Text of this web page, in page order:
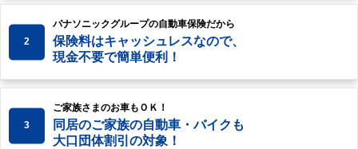
2
パナソニックグループの自動車保険だから
保険料はキャッシュレスなので、
現金不要で簡単便利！
3
ご家族さまのお車もＯＫ！
同居のご家族の自動車・バイクも
大口団体割引の対象！